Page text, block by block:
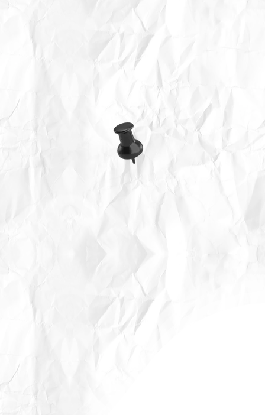
Aktualisiert: